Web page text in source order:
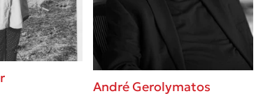
André Gerolymatos